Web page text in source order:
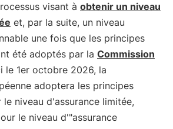
visant à obtenir un niveau
et, par la suite, un niveau
une fois que les principes
été adoptés par la Commission
le 1er octobre 2026, la
adoptera les principes
niveau d'assurance limitée,
le niveau d'"assurance